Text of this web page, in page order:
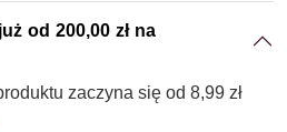
od 200,00 zł na
zaczyna się od 8,99 zł